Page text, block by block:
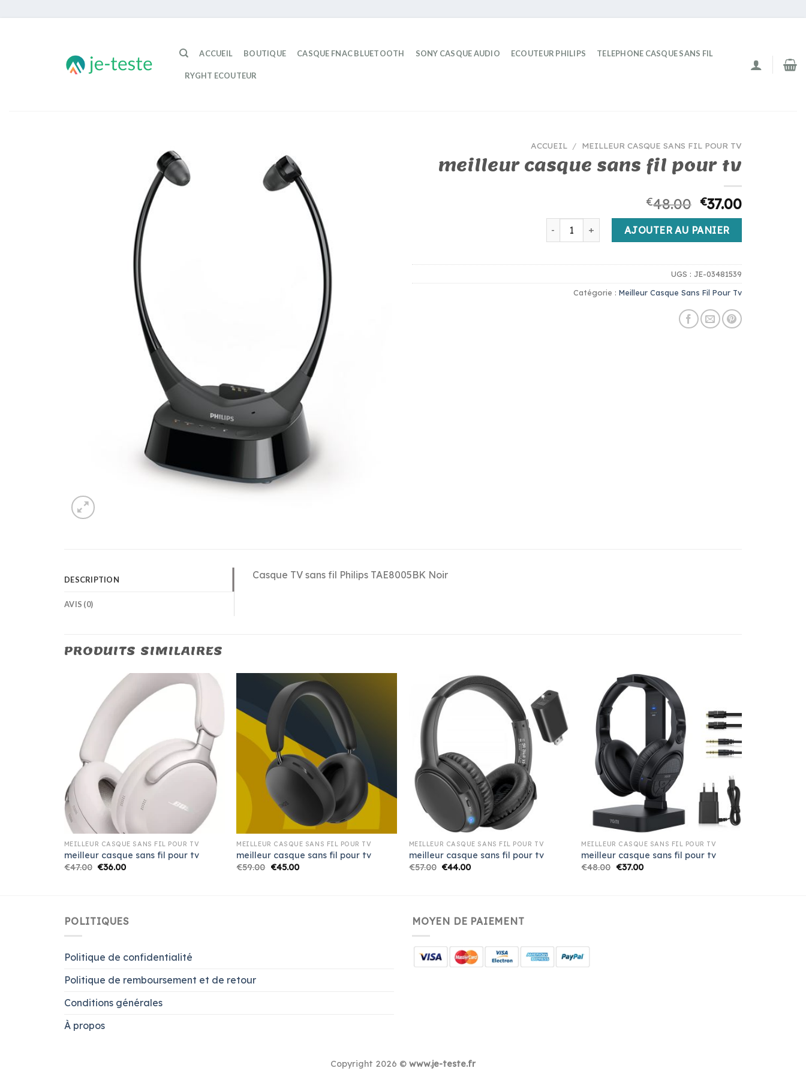
ACCUEIL BOUTIQUE CASQUE FNAC BLUETOOTH SONY CASQUE AUDIO ECOUTEUR PHILIPS TELEPHONE CASQUE SANS FIL
RYGHT ECOUTEUR
ACCUEIL / MEILLEUR CASQUE SANS FIL POUR TV
meilleur casque sans fil pour tv
€48.00 €37.00
quantité de meilleur casque sans fil pour tv
AJOUTER AU PANIER
UGS : JE-03481539
Catégorie : Meilleur Casque Sans Fil Pour Tv
DESCRIPTION
AVIS (0)
Casque TV sans fil Philips TAE8005BK Noir
PRODUITS SIMILAIRES
MEILLEUR CASQUE SANS FIL POUR TV
meilleur casque sans fil pour tv
€47.00 €36.00
MEILLEUR CASQUE SANS FIL POUR TV
meilleur casque sans fil pour tv
€59.00 €45.00
MEILLEUR CASQUE SANS FIL POUR TV
meilleur casque sans fil pour tv
€57.00 €44.00
MEILLEUR CASQUE SANS FIL POUR TV
meilleur casque sans fil pour tv
€48.00 €37.00
POLITIQUES
Politique de confidentialité
Politique de remboursement et de retour
Conditions générales
À propos
MOYEN DE PAIEMENT
Copyright 2026 © www.je-teste.fr